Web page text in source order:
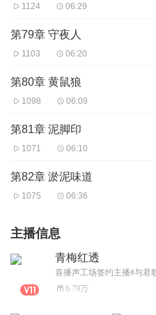
1124 06:29
第79章 守夜人
1103 06:20
第80章 黄鼠狼
1098 06:09
第81章 泥脚印
1071 06:10
第82章 淤泥味道
1075 06:36
主播信息
青梅红透
6.79万